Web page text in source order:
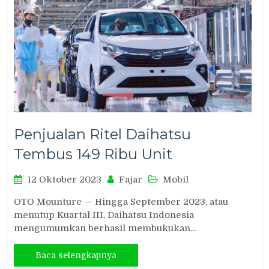
Penjualan Ritel Daihatsu
Tembus 149 Ribu Unit
12 Oktober 2023 Fajar Mobil
OTO Mounture — Hingga September 2023, atau
menutup Kuartal III, Daihatsu Indonesia
mengumumkan berhasil membukukan…
Baca selengkapnya